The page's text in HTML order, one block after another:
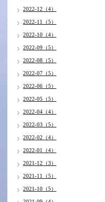
2022-12（4）
2022-11（5）
2022-10（4）
2022-09（5）
2022-08（5）
2022-07（5）
2022-06（5）
2022-05（5）
2022-04（4）
2022-03（5）
2022-02（4）
2022-01（4）
2021-12（3）
2021-11（5）
2021-10（5）